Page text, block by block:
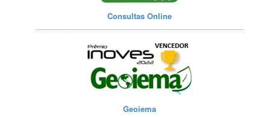
Consultas Online
Geoiema